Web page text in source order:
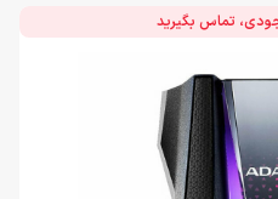
تماس بگیرید